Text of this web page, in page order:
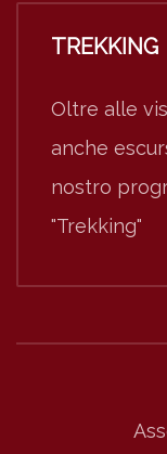
TREKKING
Oltre alle
anche
nostro
"Trekking"